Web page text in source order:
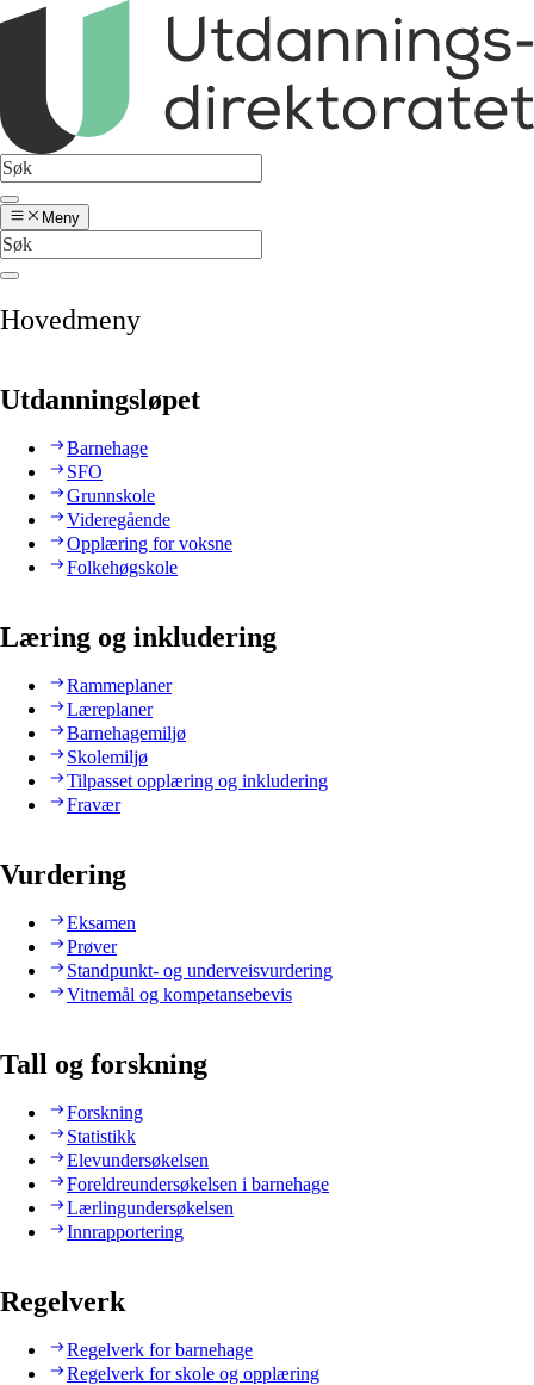
Meny
Hovedmeny
Utdanningsløpet
Barnehage
SFO
Grunnskole
Videregående
Opplæring for voksne
Folkehøgskole
Læring og inkludering
Rammeplaner
Læreplaner
Barnehagemiljø
Skolemiljø
Tilpasset opplæring og inkludering
Fravær
Vurdering
Eksamen
Prøver
Standpunkt- og underveisvurdering
Vitnemål og kompetansebevis
Tall og forskning
Forskning
Statistikk
Elevundersøkelsen
Foreldreundersøkelsen i barnehage
Lærlingundersøkelsen
Innrapportering
Regelverk
Regelverk for barnehage
Regelverk for skole og opplæring